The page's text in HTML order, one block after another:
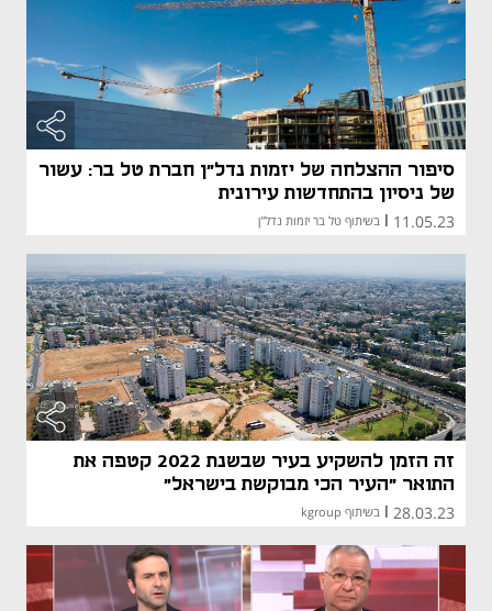
סיפור ההצלחה של יזמות נדל"ן חברת טל בר: עשור
של ניסיון בהתחדשות עירונית
11.05.23
| בשיתוף טל בר יזמות נדל"ן
זה הזמן להשקיע בעיר שבשנת 2022 קטפה את
התואר "העיר הכי מבוקשת בישראל"
28.03.23
| בשיתוף kgroup